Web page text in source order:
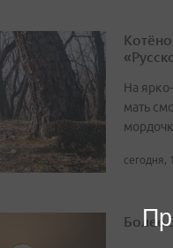
На
мать
сегодня,
Более